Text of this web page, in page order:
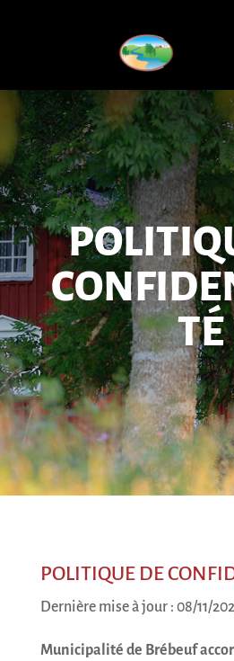
TÉ
POLITIQUE DE
Dernière mise à jour : 08/11/
Municipalité de Brébeuf